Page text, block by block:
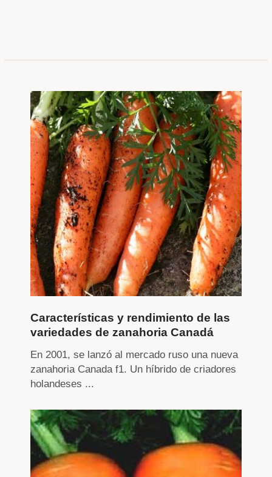
Características y rendimiento de las
variedades de zanahoria Canadá
En 2001, se lanzó al mercado ruso una nueva
zanahoria Canada f1. Un híbrido de criadores
holandeses ...